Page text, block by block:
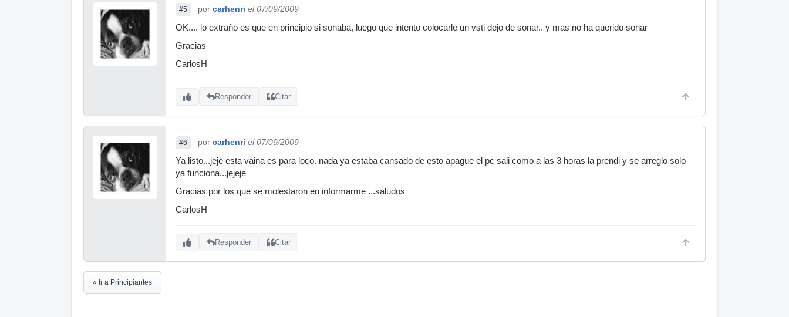
#5 por carhenri el 07/09/2009
OK.... lo extraño es que en principio si sonaba, luego que intento colocarle un vsti dejo de sonar.. y mas no ha querido sonar
Gracias
CarlosH
Responder Citar
#6 por carhenri el 07/09/2009
Ya listo...jeje esta vaina es para loco. nada ya estaba cansado de esto apague el pc sali como a las 3 horas la prendi y se arreglo solo
ya funciona...jejeje
Gracias por los que se molestaron en informarme ...saludos
CarlosH
Responder Citar
« Ir a Principiantes